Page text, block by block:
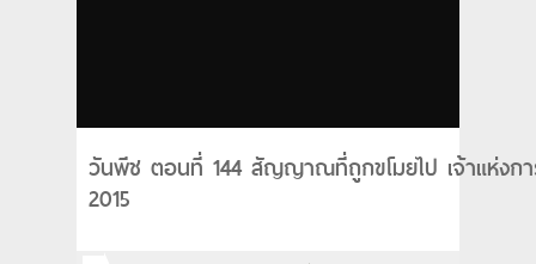
วันพีช ตอนที่ 144 สัญญาณที่ถูกขโมยไป เจ้าแห่งกา
2015